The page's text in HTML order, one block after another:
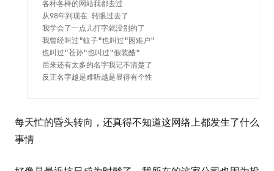
各种各样的网站我都去过
从98年到现在 转眼过去了
我学会了一点儿打字就没别的了
我曾经叫过"蚊子"也叫过"困难户"
也叫过"苍孙"也叫过"假装酷"
后来还有太多的名字我记不清楚了
反正名字越是难听越是显得有个性
每天忙的昏头转向，还真得不知道这网络上都发生了什么
事情